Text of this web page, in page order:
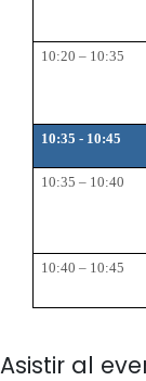
10:20 – 10:35
10:35 - 10:45
10:35 – 10:40
10:40 – 10:45
Asistir al